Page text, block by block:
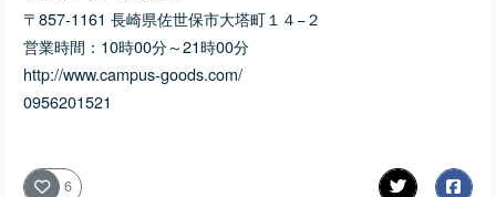
〒857-1161 長崎県佐世保市大塔町１４−２
営業時間： 10時00分～21時00分
http://www.campus-goods.com/
0956201521
6